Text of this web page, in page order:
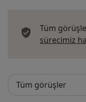
Tüm
sürecimiz